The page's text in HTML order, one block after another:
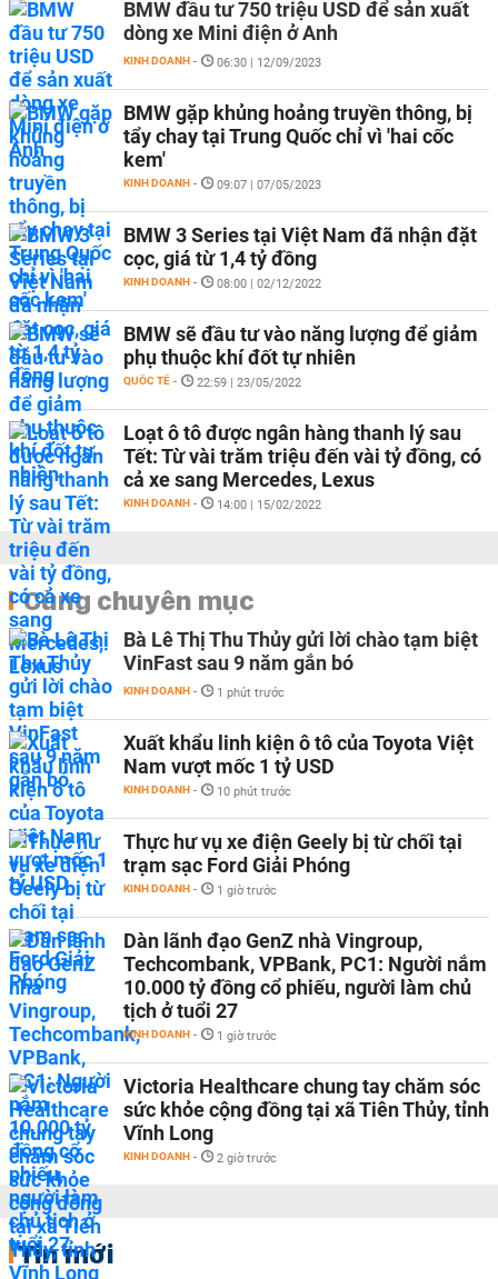
BMW đầu tư 750 triệu USD để sản xuất
dòng xe Mini điện ở Anh
KINH DOANH - 06:30 | 12/09/2023
BMW gặp khủng hoảng truyền thông, bị
tẩy chay tại Trung Quốc chỉ vì 'hai cốc
kem'
KINH DOANH - 09:07 | 07/05/2023
BMW 3 Series tại Việt Nam đã nhận đặt
cọc, giá từ 1,4 tỷ đồng
KINH DOANH - 08:00 | 02/12/2022
BMW sẽ đầu tư vào năng lượng để giảm
phụ thuộc khí đốt tự nhiên
QUỐC TẾ - 22:59 | 23/05/2022
Loạt ô tô được ngân hàng thanh lý sau
Tết: Từ vài trăm triệu đến vài tỷ đồng, có
cả xe sang Mercedes, Lexus
KINH DOANH - 14:00 | 15/02/2022
Cùng chuyên mục
Bà Lê Thị Thu Thủy gửi lời chào tạm biệt
VinFast sau 9 năm gắn bó
KINH DOANH - 1 phút trước
Xuất khẩu linh kiện ô tô của Toyota Việt
Nam vượt mốc 1 tỷ USD
KINH DOANH - 10 phút trước
Thực hư vụ xe điện Geely bị từ chối tại
trạm sạc Ford Giải Phóng
KINH DOANH - 1 giờ trước
Dàn lãnh đạo GenZ nhà Vingroup,
Techcombank, VPBank, PC1: Người nắm
10.000 tỷ đồng cổ phiếu, người làm chủ
tịch ở tuổi 27
KINH DOANH - 1 giờ trước
Victoria Healthcare chung tay chăm sóc
sức khỏe cộng đồng tại xã Tiên Thủy, tỉnh
Vĩnh Long
KINH DOANH - 2 giờ trước
Tin mới